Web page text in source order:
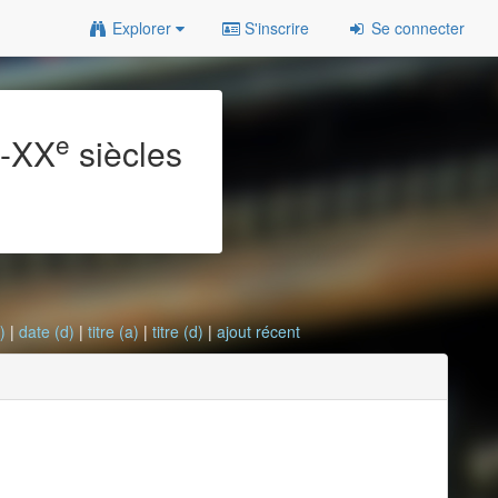
Explorer S'inscrire Se connecter
-XXe siècles
|date (d)|titre (a)|titre (d)|ajout récent